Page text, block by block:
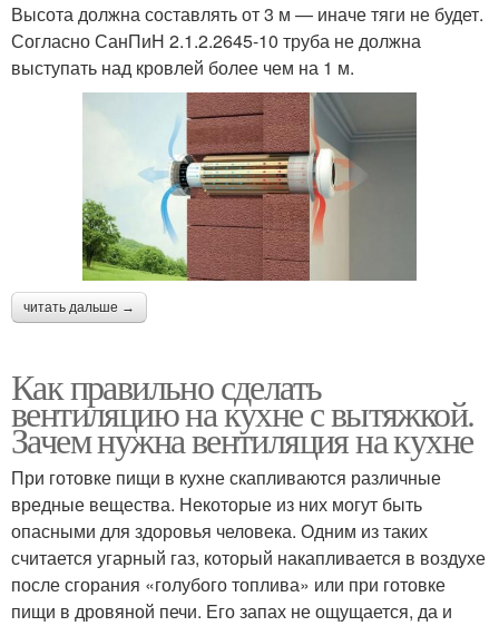
Высота должна составлять от 3 м — иначе тяги не будет.
Согласно СанПиН 2.1.2.2645-10 труба не должна
выступать над кровлей более чем на 1 м.
читать дальше →
Как правильно сделать
вентиляцию на кухне с вытяжкой.
Зачем нужна вентиляция на кухне
При готовке пищи в кухне скапливаются различные
вредные вещества. Некоторые из них могут быть
опасными для здоровья человека. Одним из таких
считается угарный газ, который накапливается в воздухе
после сгорания «голубого топлива» или при готовке
пищи в дровяной печи. Его запах не ощущается, да и